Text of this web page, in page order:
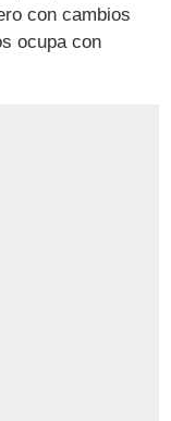
con cambios
ocupa con